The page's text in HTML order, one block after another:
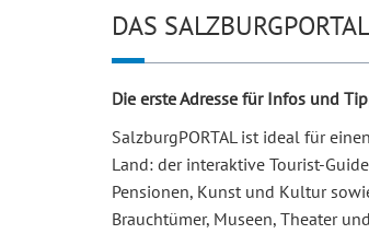
DAS SALZBURGPORTAL
Die erste Adresse für Infos und
SalzburgPORTAL ist ideal für
Land: der interaktive Tourist-
Pensionen, Kunst und Kultur
Brauchtümer, Museen, Theater